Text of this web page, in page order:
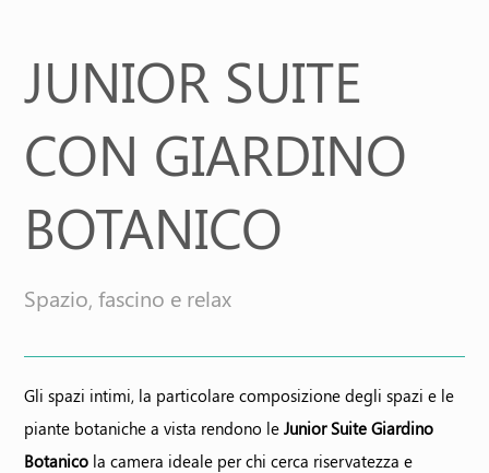
JUNIOR SUITE
CON GIARDINO
BOTANICO
Spazio, fascino e relax
Gli spazi intimi, la particolare composizione degli spazi e le
piante botaniche a vista rendono le Junior Suite Giardino
Botanico la camera ideale per chi cerca riservatezza e